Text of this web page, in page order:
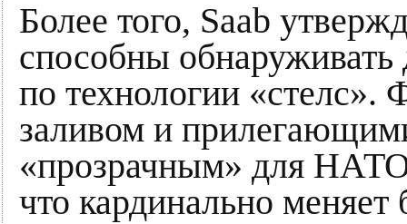
Более того, Saab
способны
по технологии
заливом и
«прозрачным» для НАТО
что кардинально меняет